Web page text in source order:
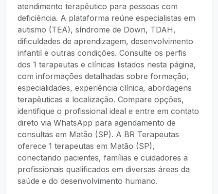
atendimento terapêutico para pessoas com
deficiência. A plataforma reúne especialistas em
autismo (TEA), síndrome de Down, TDAH,
dificuldades de aprendizagem, desenvolvimento
infantil e outras condições. Consulte os perfis
dos 1 terapeutas e clínicas listados nesta página,
com informações detalhadas sobre formação,
especialidades, experiência clínica, abordagens
terapêuticas e localização. Compare opções,
identifique o profissional ideal e entre em contato
direto via WhatsApp para agendamento de
consultas em Matão (SP). A BR Terapeutas
oferece 1 terapeutas em Matão (SP),
conectando pacientes, famílias e cuidadores a
profissionais qualificados em diversas áreas da
saúde e do desenvolvimento humano.